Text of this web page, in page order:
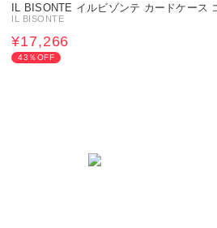
IL BISONTE イルビゾンテ カードケース
IL BISONTE
¥17,266
43％OFF